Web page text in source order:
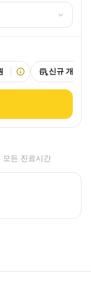
신규 개원
모든 진료시간